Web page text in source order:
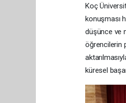
Koç
konuşması
düşünce ve
öğrencilerin
küresel